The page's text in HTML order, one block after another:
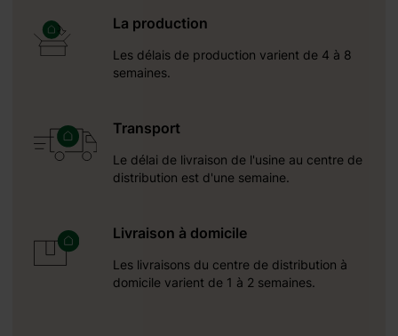
La production
Les délais de production varient de 4 à 8
semaines.
Transport
Le délai de livraison de l'usine au centre de
distribution est d'une semaine.
Livraison à domicile
Les livraisons du centre de distribution à
domicile varient de 1 à 2 semaines.